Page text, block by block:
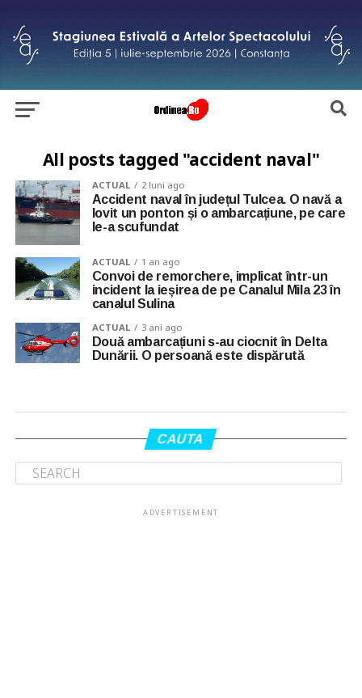
All posts tagged "accident naval"
ACTUAL 2 luni ago
Accident naval în județul Tulcea. O navă a
lovit un ponton și o ambarcațiune, pe care
le-a scufundat
ACTUAL 1 an ago
Convoi de remorchere, implicat într-un
incident la ieșirea de pe Canalul Mila 23 în
canalul Sulina
ACTUAL 3 ani ago
Două ambarcațiuni s-au ciocnit în Delta
Dunării. O persoană este dispărută
CAUTA
ADVERTISEMENT